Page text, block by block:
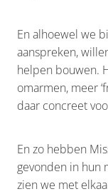
En alhoewel we
aanspreken,
helpen bouwen.
omarmen, meer
daar concreet
En zo hebben
gevonden in hun
zien we met